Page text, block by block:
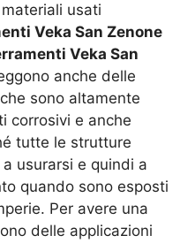
usati
Veka San Zenone
Veka San
anche delle
sono altamente
corrosivi e anche
tutte le strutture
usurarsi e quindi a
quando sono esposti
Per avere una
delle applicazioni